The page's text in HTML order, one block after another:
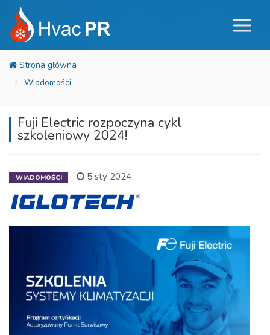
Wiadomości
Fuji Electric rozpoczyna cykl
szkoleniowy 2024!
WIADOMOŚCI 5 sty 2024